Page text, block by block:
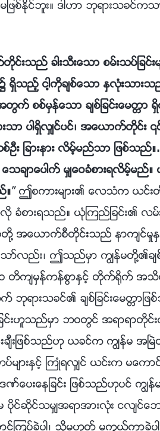
စ္ႏိုင္ဘူး။ ဒါဟာ ဘုရားသခင္က
းသည္ ခါးသီးေသာ စမ္းသပ္ျခင္း
၌ ရွိသည့္ ငါ့ကိုခ်စ္ေသာ ႏွလုံးသား
က္ စစ္မွန္ေသာ ခ်စ္ျခင္းေမတၱာ
းသာ ပါရွိလွ်င္ပင္၊ အေယာက္တိုင္း
ျခားနား လိမ့္မည္သာ ျဖစ္သည္။...
သခ်ာေပါက္ မွ်ေဝခံစားရလိမ့္မည္။
။” ဤစကားမ်ား၏ ေလသံက ယင္း
ားရသည္။ ယုံၾကည္ျခင္း၏ လမ္း
မတို႔ အေယာက္စီတိုင္းသည္ နာက်င္မႈ
ာ္လည္း၊ ဤသည္မွာ ကြၽန္မတို႔၏ခ်စ္
းဝ တိက်မွန္ကန္စြာႏွင့္ တိုက္႐ိုက္ အသိေ
ားသခင္၏ ခ်စ္ျခင္းေမတၱာျဖစ္
းဟူသည္မွာ ဘဝတြင္ အရာရာတိုင္
းခ်ီးျဖစ္သည္ဟု ယခင္က ကြၽန္မ အ
မ်ားႏွင့္ ႀကဳံရလွ်င္ ယင္းက မေကာ
ေပးေနျခင္း ျဖစ္သည္ဟုပင္ ကြ
ပိုင္ဆိုင္သမွ်အရာအားလုံး ငလ်င္ေဘး